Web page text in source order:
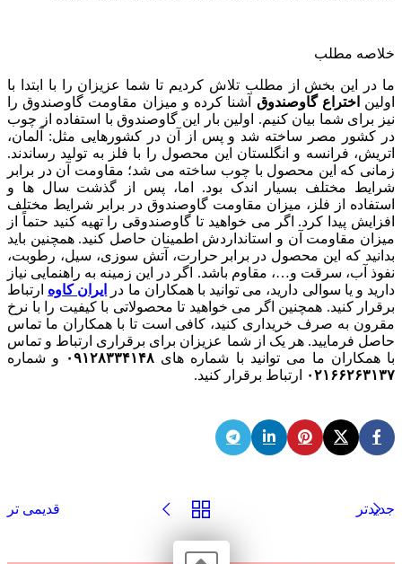
خلاصه مطلب
ما در این بخش از مطلب تلاش کردیم تا شما عزیزان را با ابتدا با
اولین اختراع گاوصندوق آشنا کرده و میزان مقاومت گاوصندوق را
نیز برای شما بیان کنیم. اولین بار این گاوصندوق با استفاده از چوب
در کشور مصر ساخته شد و پس از آن در کشورهایی مثل: آلمان،
اتریش، فرانسه و انگلستان این محصول را با فلز به تولید رساندند.
زمانی که این محصول با چوب ساخته می‌ شد؛ مقاومت آن در برابر
شرایط مختلف بسیار اندک بود. اما، پس از گذشت سال‌ ها و
استفاده از فلز، میزان مقاومت گاوصندوق در برابر شرایط مختلف
افزایش پیدا کرد. اگر می‌ خواهید تا گاوصندوقی را تهیه کنید حتماً از
میزان مقاومت آن و استانداردش اطمینان حاصل کنید. همچنین باید
بدانید که این محصول در برابر حرارت، آتش سوزی، سیل، رطوبت،
نفوذ آب، سرقت و…، مقاوم باشد. اگر در این زمینه به راهنمایی نیاز
دارید و یا سوالی دارید، می ‌توانید با همکاران ما در
ایران کاوه ارتباط
برقرار کنید. همچنین اگر می‌ خواهید تا محصولاتی با کیفیت را با نرخ
مقرون به صرف خریداری کنید، کافی است تا با همکاران ما تماس
حاصل فرمایید. هر یک از شما عزیزان برای برقراری ارتباط و تماس
با همکاران ما می ‌توانید با شماره ‌های ۰۹۱۲۸۳۳۴۱۴۸
و شماره
۰۲۱۶۶۲۶۳۱۳۷
ارتباط برقرار کنید.
جدیدتر قدیمی تر